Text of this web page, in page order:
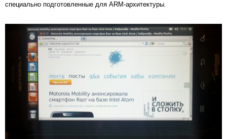
специально подготовленные для ARM-архитектуры.